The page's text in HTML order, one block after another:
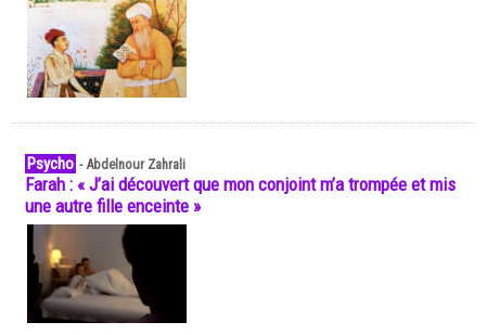
Psycho -Abdelnour Zahrali
Farah : « J’ai découvert que mon conjoint m’a trompée et mis
une autre fille enceinte »